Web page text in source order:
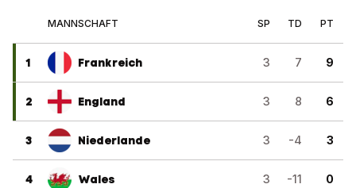
MANNSCHAFT SP TD PT
1 Frankreich 3 7 9
2 England 3 8 6
3 Niederlande 3 -4 3
4 Wales 3 -11 0